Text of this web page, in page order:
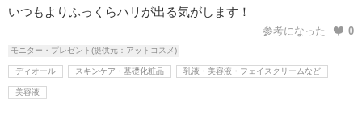
いつもよりふっくらハリが出る気がします！
参考になった 0
モニター・プレゼント(提供元：アットコスメ)
ディオール スキンケア・基礎化粧品 乳液・美容液・フェイスクリームなど
美容液